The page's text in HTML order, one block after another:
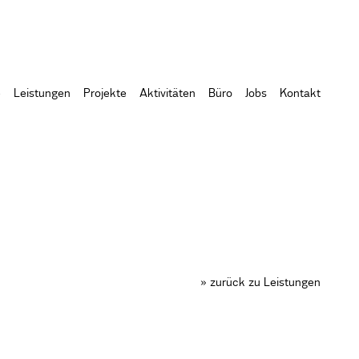
Leistungen Projekte Aktivitäten Büro Jobs Kontakt
» zurück zu Leistungen